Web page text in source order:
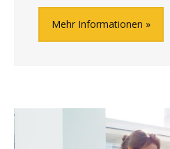
Mehr Informationen